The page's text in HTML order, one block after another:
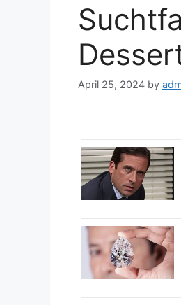
April 25, 2024 by